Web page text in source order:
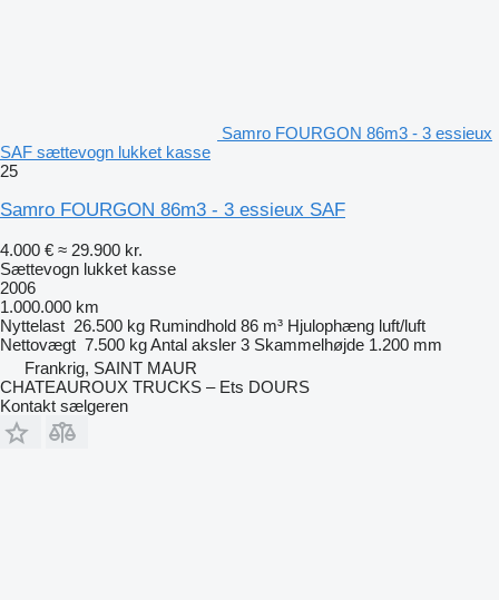
Samro FOURGON 86m3 - 3 essieux
SAF sættevogn lukket kasse
25
Samro FOURGON 86m3 - 3 essieux SAF
4.000 € ≈ 29.900 kr.
Sættevogn lukket kasse
2006
1.000.000 km
Nyttelast 26.500 kg Rumindhold 86 m³ Hjulophæng luft/luft
Nettovægt 7.500 kgAntal aksler 3 Skammelhøjde 1.200 mm
Frankrig, SAINT MAUR
CHATEAUROUX TRUCKS – Ets DOURS
Kontakt sælgeren